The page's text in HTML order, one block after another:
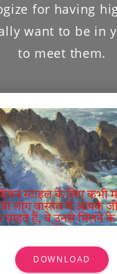
for having
want to be in
to meet them.
DOWNLOAD